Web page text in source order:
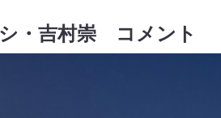
・吉村崇 コメント